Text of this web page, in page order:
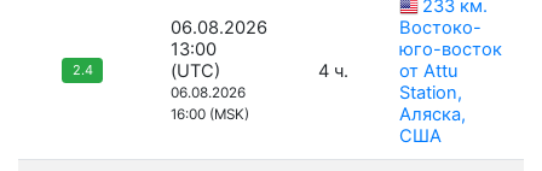
2.4
06.08.2026
13:00
(UTC)
06.08.2026
16:00 (MSK)
4 ч.
233 км.
Востоко-
юго-восток
от Attu
Station,
Аляска,
США